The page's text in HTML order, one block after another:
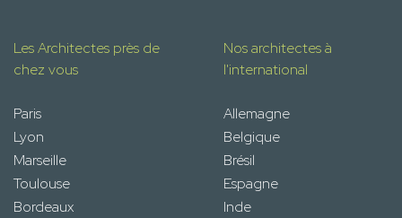
Les Architectes près de
chez vous
Paris
Lyon
Marseille
Toulouse
Bordeaux
Nos architectes à
l'international
Allemagne
Belgique
Brésil
Espagne
Inde